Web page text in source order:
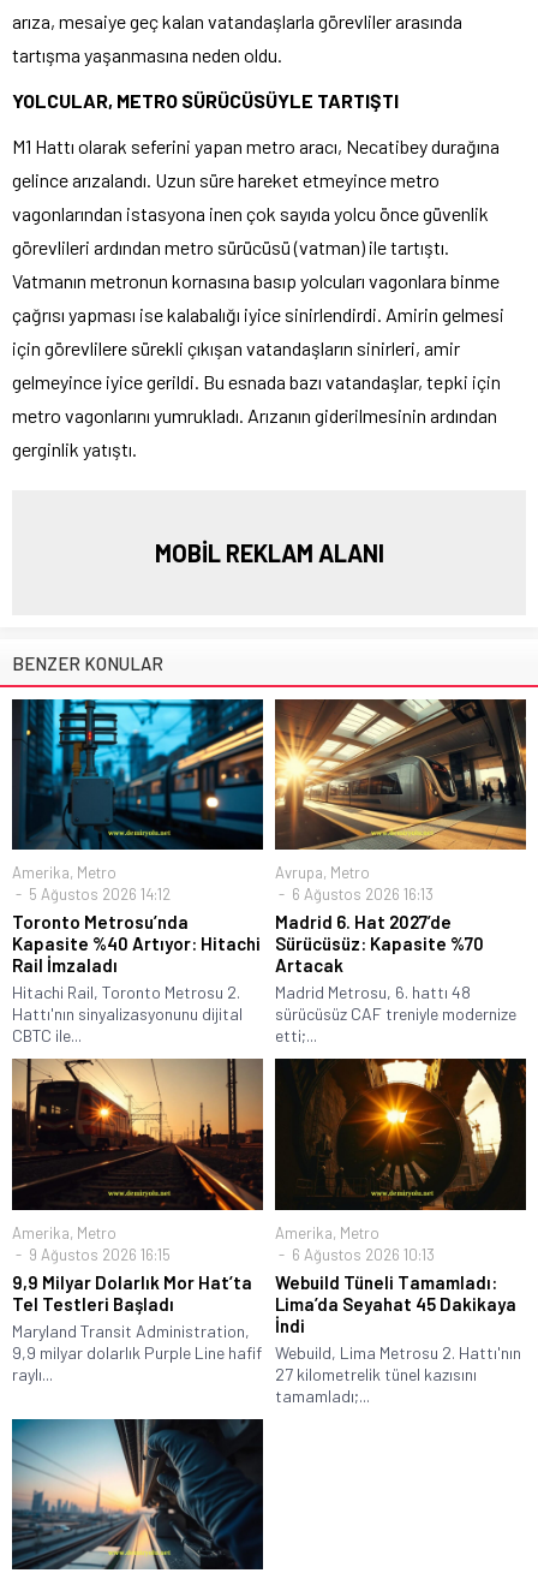
arıza, mesaiye geç kalan vatandaşlarla görevliler arasında
tartışma yaşanmasına neden oldu.
YOLCULAR, METRO SÜRÜCÜSÜYLE TARTIŞTI
M1 Hattı olarak seferini yapan metro aracı, Necatibey durağına
gelince arızalandı. Uzun süre hareket etmeyince metro
vagonlarından istasyona inen çok sayıda yolcu önce güvenlik
görevlileri ardından metro sürücüsü (vatman) ile tartıştı.
Vatmanın metronun kornasına basıp yolcuları vagonlara binme
çağrısı yapması ise kalabalığı iyice sinirlendirdi. Amirin gelmesi
için görevlilere sürekli çıkışan vatandaşların sinirleri, amir
gelmeyince iyice gerildi. Bu esnada bazı vatandaşlar, tepki için
metro vagonlarını yumrukladı. Arızanın giderilmesinin ardından
gerginlik yatıştı.
MOBİL REKLAM ALANI
BENZER KONULAR
Amerika, Metro
5 Ağustos 2026 14:12
Toronto Metrosu’nda
Kapasite %40 Artıyor: Hitachi
Rail İmzaladı
Hitachi Rail, Toronto Metrosu 2.
Hattı'nın sinyalizasyonunu dijital
CBTC ile...
Avrupa, Metro
6 Ağustos 2026 16:13
Madrid 6. Hat 2027’de
Sürücüsüz: Kapasite %70
Artacak
Madrid Metrosu, 6. hattı 48
sürücüsüz CAF treniyle modernize
etti;...
Amerika, Metro
9 Ağustos 2026 16:15
9,9 Milyar Dolarlık Mor Hat’ta
Tel Testleri Başladı
Maryland Transit Administration,
9,9 milyar dolarlık Purple Line hafif
raylı...
Amerika, Metro
6 Ağustos 2026 10:13
Webuild Tüneli Tamamladı:
Lima’da Seyahat 45 Dakikaya
İndi
Webuild, Lima Metrosu 2. Hattı'nın
27 kilometrelik tünel kazısını
tamamladı;...